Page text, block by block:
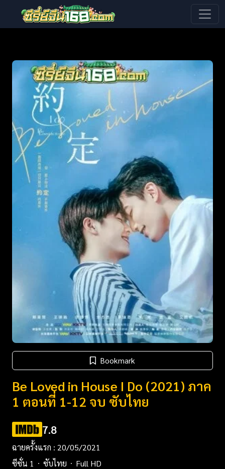
Bookmark
Be Loved in House I Do (2021) ภาค
1 ตอนที่ 1-12 จบ ซับไทย
7.8
ฉายครั้งแรก : 20/05/2021
ซีซั่น 1
ซับไทย
Full HD